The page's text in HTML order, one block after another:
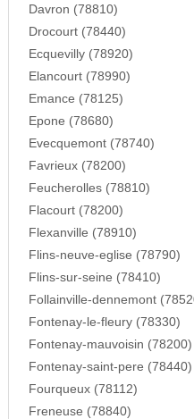
Davron (78810)
Drocourt (78440)
Ecquevilly (78920)
Elancourt (78990)
Emance (78125)
Epone (78680)
Evecquemont (78740)
Favrieux (78200)
Feucherolles (78810)
Flacourt (78200)
Flexanville (78910)
Flins-neuve-eglise (78790)
Flins-sur-seine (78410)
Follainville-dennemont
Fontenay-le-fleury (78330)
Fontenay-mauvoisin (78200)
Fontenay-saint-pere (78440)
Fourqueux (78112)
Freneuse (78840)